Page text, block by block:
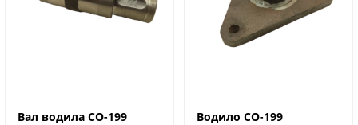
Вал водила СО-199 Водило СО-199